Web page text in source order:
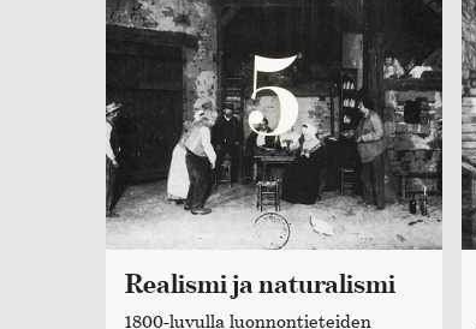
5
Realismi ja naturalismi
1800-luvulla luonnontieteiden